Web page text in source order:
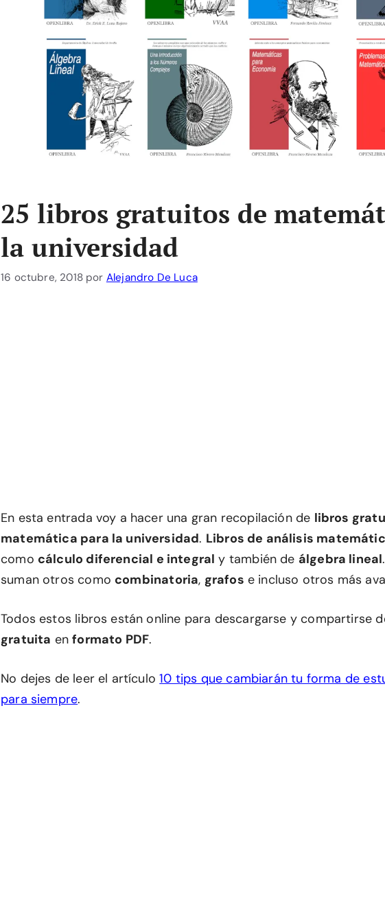
25 libros gratuitos de
la universidad
16 octubre, 2018 por Alejandro De Luca
En esta entrada voy a hacer una gran recopilación de libros
matemática para la universidad. Libros de análisis
como cálculo diferencial e integral y también de álgebra lineal
suman otros como combinatoria, grafos e incluso otros más
Todos estos libros están online para descargarse y compartirse
gratuita enformato PDF.
No dejes de leer el artículo10 tips que cambiarán tu forma de
para siempre.